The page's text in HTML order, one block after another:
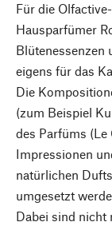
Für die
Hausparfümer
Blütenessenzen
eigens für das
Die
(zum Beispiel
des Parfüms
Impressionen
natürlichen
umgesetzt
Dabei sind nicht